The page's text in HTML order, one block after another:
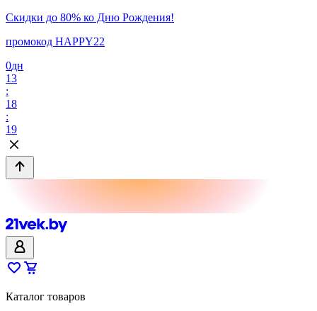
Скидки до 80% ко Дню Рождения!
промокод HAPPY22
0дн
13
:
18
:
19
Каталог товаров